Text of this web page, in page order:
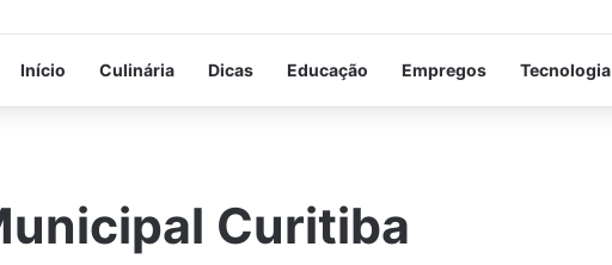
Início Culinária Dicas Educação Empregos Tecnologia
Curitiba